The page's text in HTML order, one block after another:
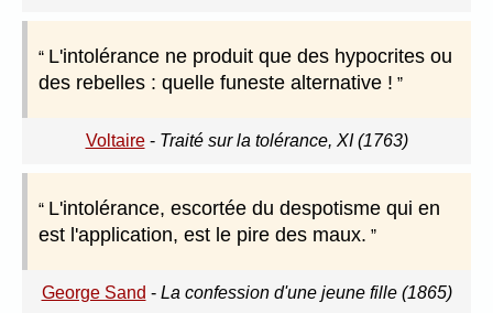
L'intolérance ne produit que des hypocrites ou
des rebelles : quelle funeste alternative !
Voltaire- Traité sur la tolérance, XI (1763)
L'intolérance, escortée du despotisme qui en
est l'application, est le pire des maux.
George Sand - La confession d'une jeune fille (1865)